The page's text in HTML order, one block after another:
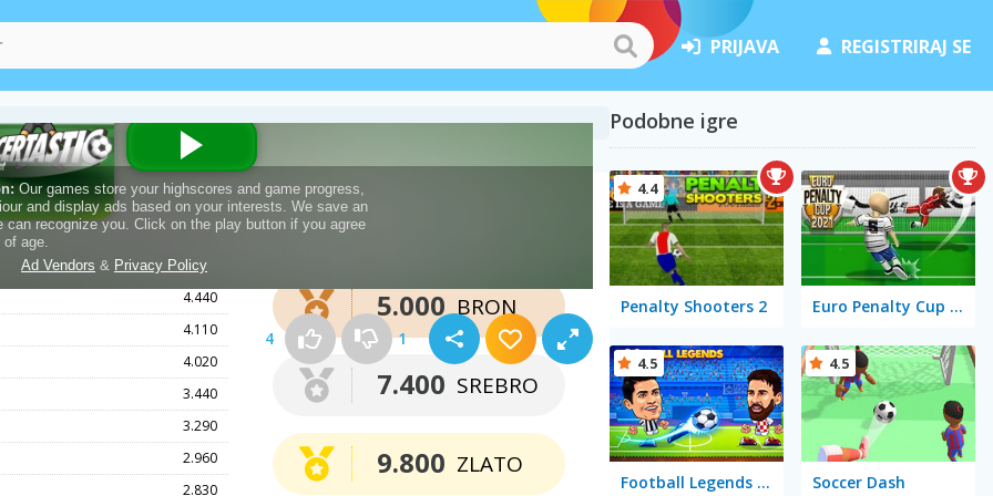
PRIJAVA REGISTRIRAJ SE
4 1
9.850
4.440
4.110
4.020
3.440
3.290
2.960
2.830
Točke za osvojitev
medalje
BRON
5.000
SREBRO
7.400
ZLATO
9.800
Podobne igre
Penalty Shooters 2
4.4
Euro Penalty Cup 2021
Football Legends 2021
4.5
Soccer Dash
4.5